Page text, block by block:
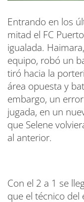
Entrando en los
mitad el FC
igualada.
equipo, robó un
tiró hacia la
área opuesta y
embargo, un
jugada, en un
que Selene
al anterior.
Con el 2 a 1 se
que el técnico